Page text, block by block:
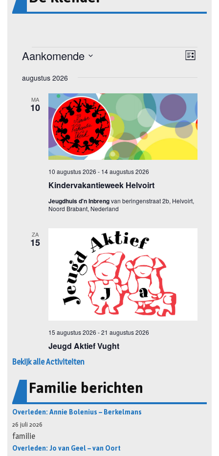
Bekijk alle Activiteiten
Familie berichten
Overleden: Annie Bolenius – Berkelmans
26 juli 2026
familie
Overleden: Jo van Geel – van Oort